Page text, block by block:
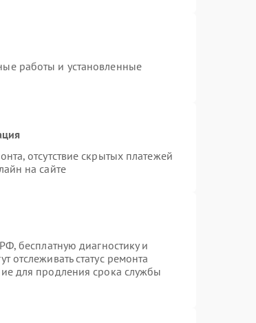
работы и установленные
отсутствие скрытых платежей
на сайте
бесплатную диагностику и
отслеживать статус ремонта
для продления срока службы